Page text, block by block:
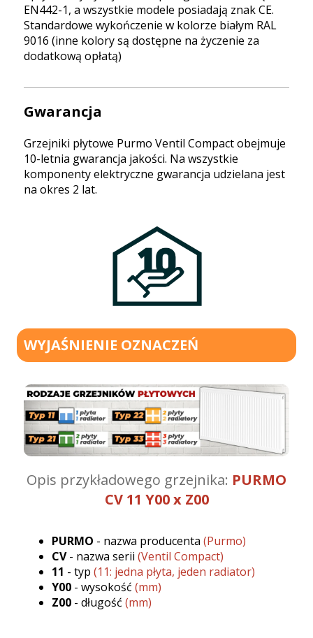
EN442-1, a wszystkie modele posiadają znak CE.
Standardowe wykończenie w kolorze białym RAL
9016 (inne kolory są dostępne na życzenie za
dodatkową opłatą)
Gwarancja
Grzejniki płytowe Purmo Ventil Compact obejmuje
10-letnia gwarancja jakości. Na wszystkie
komponenty elektryczne gwarancja udzielana jest
na okres 2 lat.
WYJAŚNIENIE OZNACZEŃ
Opis przykładowego grzejnika: PURMO
CV 11 Y00 x Z00
PURMO - nazwa producenta (Purmo)
CV- nazwa serii (Ventil Compact)
11 - typ (11: jedna płyta, jeden radiator)
Y00 - wysokość (mm)
Z00 - długość (mm)